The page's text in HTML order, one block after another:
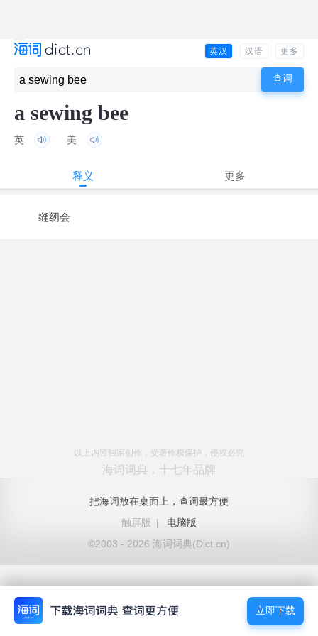
英汉 汉语 更多
a sewing bee
英 美
释义 更多
缝纫会
以上内容独家创作，受著作权保护，侵权必究
海词词典，十七年品牌
把海词放在桌面上，查词最方便
触屏版
|
电脑版
©2003 - 2026 海词词典(Dict.cn)
立即下载
立即下载